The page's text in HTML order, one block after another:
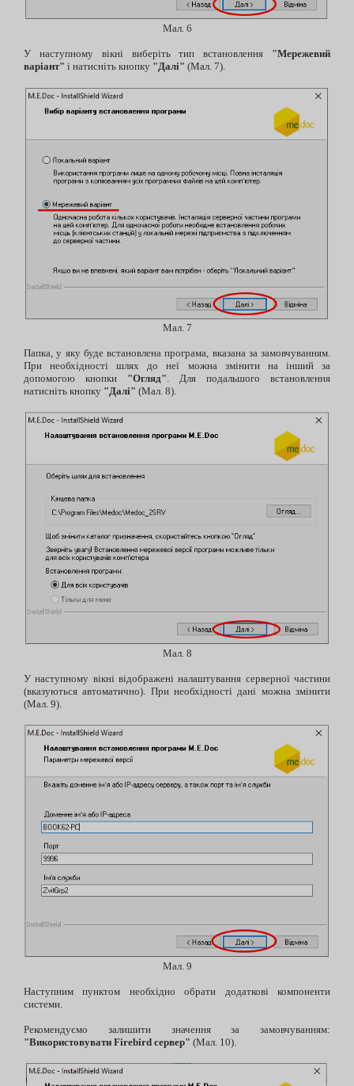
Мал. 6
У наступному вікні виберіть тип встановлення "Мережевий
варіант" і натисніть кнопку "Далі" (Мал. 7).
Мал. 7
Папка, у яку буде встановлена програма, вказана за замовчуванням.
При необхідності шлях до неї можна змінити на інший за
допомогою кнопки "Огляд". Для подальшого встановлення
натисніть кнопку "Далі" (Мал. 8).
Мал. 8
У наступному вікні відображені налаштування серверної частини
(вказуються автоматично). При необхідності дані можна змінити
(Мал. 9).
Мал. 9
Наступним пунктом необхідно обрати додаткові компоненти
системи.
Рекомендуємо залишити значення за замовчуванням:
"Використовувати Firebird сервер" (Мал. 10).